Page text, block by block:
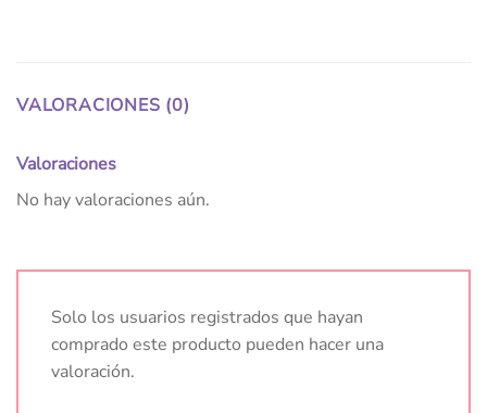
VALORACIONES (0)
Valoraciones
No hay valoraciones aún.
Solo los usuarios registrados que hayan
comprado este producto pueden hacer una
valoración.